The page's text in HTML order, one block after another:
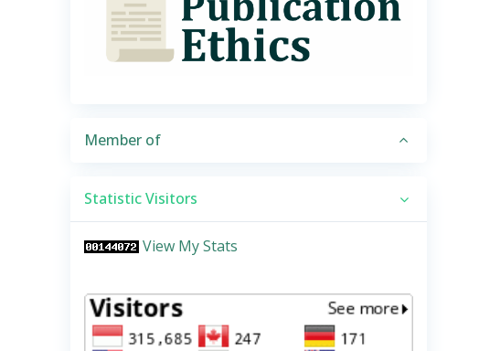
Member of
Statistic Visitors
View My Stats